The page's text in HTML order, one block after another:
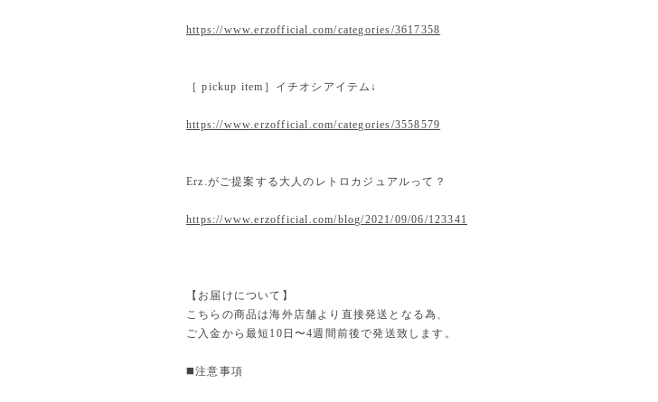
https://www.erzofficial.com/categories/3617358
［ pickup item］イチオシアイテム↓
https://www.erzofficial.com/categories/3558579
Erz.がご提案する大人のレトロカジュアルって？
https://www.erzofficial.com/blog/2021/09/06/123341
【お届けについて】
こちらの商品は海外店舗より直接発送となる為、
ご入金から最短10日〜4週間前後で発送致します。
◼️注意事項